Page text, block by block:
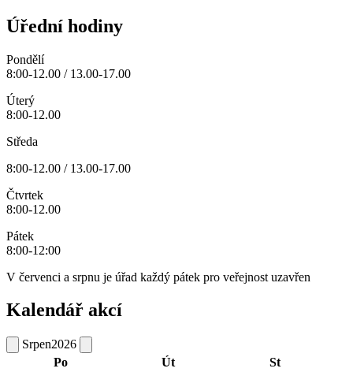
Úřední hodiny
Pondělí
8:00-12.00 / 13.00-17.00
Úterý
8:00-12.00
Středa
8:00-12.00 / 13.00-17.00
Čtvrtek
8:00-12.00
Pátek
8:00-12:00
V červenci a srpnu je úřad každý pátek pro veřejnost uzavřen
Kalendář akcí
Srpen2026
Po
Út
St